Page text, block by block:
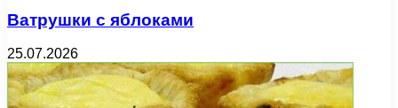
Ватрушки с яблоками
25.07.2026